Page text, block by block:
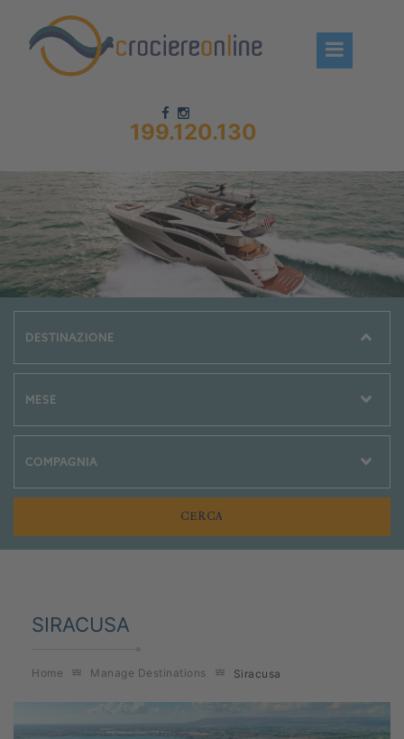
199.120.130
Chi siamo – CrociereOnLine
Destinazioni Crociere
Prenota crociere
News
SIRACUSA
Home Manage Destinations Siracusa